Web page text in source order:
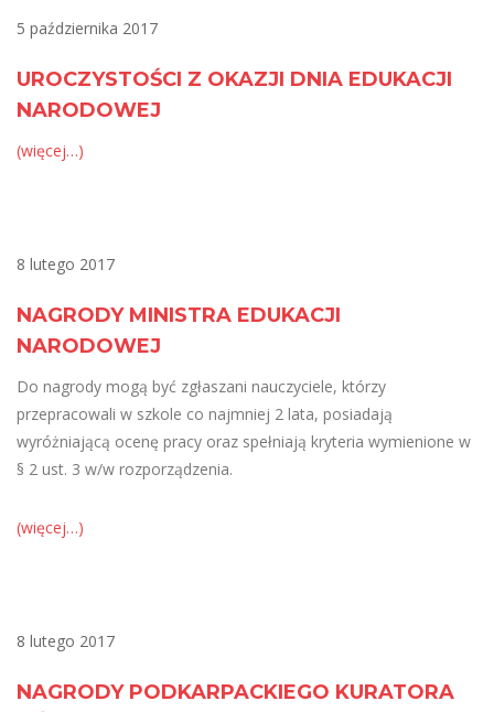
5 października 2017
UROCZYSTOŚCI Z OKAZJI DNIA EDUKACJI
NARODOWEJ
(więcej…)
8 lutego 2017
NAGRODY MINISTRA EDUKACJI
NARODOWEJ
Do nagrody mogą być zgłaszani nauczyciele, którzy
przepracowali w szkole co najmniej 2 lata, posiadają
wyróżniającą ocenę pracy oraz spełniają kryteria wymienione w
§ 2 ust. 3 w/w rozporządzenia.
(więcej…)
8 lutego 2017
NAGRODY PODKARPACKIEGO KURATORA